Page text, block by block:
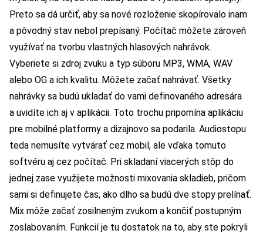
Preto sa dá určiť, aby sa nové rozloženie skopírovalo inam
a pôvodný stav nebol prepísaný. Počítač môžete zároveň
využívať na tvorbu vlastných hlasových nahrávok.
Vyberiete si zdroj zvuku a typ súboru MP3, WMA, WAV
alebo OG a ich kvalitu. Môžete začať nahrávať. Všetky
nahrávky sa budú ukladať do vami definovaného adresára
a uvidíte ich aj v aplikácii. Toto trochu pripomína aplikáciu
pre mobilné platformy a dizajnovo sa podarila. Audiostopu
teda nemusíte vytvárať cez mobil, ale vďaka tomuto
softvéru aj cez počítač. Pri skladaní viacerých stôp do
jednej zase využijete možnosti mixovania skladieb, pričom
sami si definujete čas, ako dlho sa budú dve stopy prelínať.
Mix môže začať zosilneným zvukom a končiť postupným
zoslabovaním. Funkcií je tu dostatok na to, aby ste pokryli